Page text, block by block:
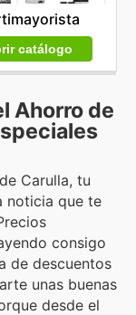
catálogo
Ahorro de
Carulla, tu
noticia que te
consigo
de descuentos
unas buenas
desde el